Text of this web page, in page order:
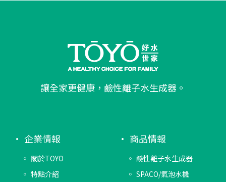
讓全家更健康，鹼性離子水生成器。
企業情報
關於TOYO
特點介紹
商品情報
鹼性離子水生成器
SPACO/氣泡水機